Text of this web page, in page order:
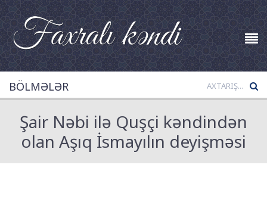
BÖLMƏLƏR
Şair Nəbi ilə Quşçi kəndindən
olan Aşıq İsmayılın deyişməsi